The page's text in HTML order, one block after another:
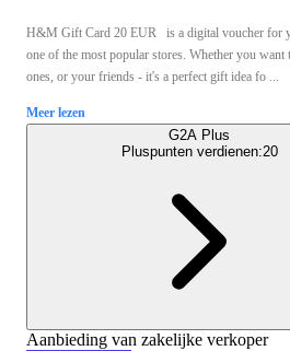
H&M Gift Card 20 EUR is a digital voucher for
one of the most popular stores. Whether you
ones, or your friends - it's a perfect gift idea fo ...
Meer lezen
G2A Plus
Pluspunten verdienen:20
Aanbieding van zakelijke verkoper